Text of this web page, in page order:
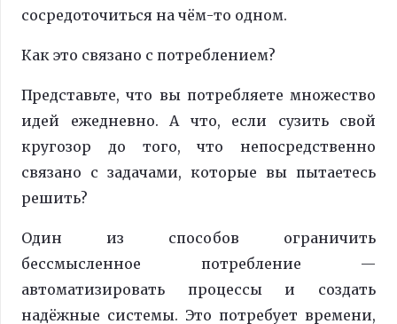
сосредоточиться на чём-то одном.
Как это связано с потреблением?
Представьте, что вы потребляете множество
идей ежедневно. А что, если сузить свой
кругозор до того, что непосредственно
связано с задачами, которые вы пытаетесь
решить?
Один из способов ограничить
бессмысленное потребление —
автоматизировать процессы и создать
надёжные системы. Это потребует времени,